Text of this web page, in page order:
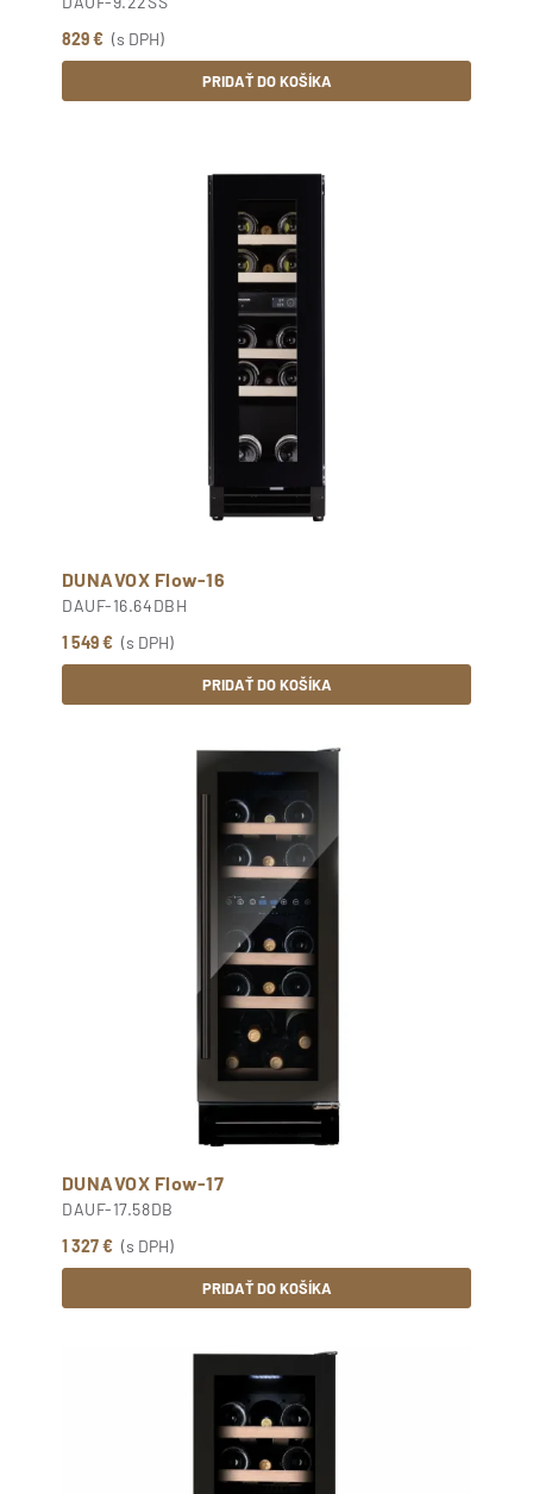
829 € (s DPH)
PRIDAŤ DO KOŠÍKA
DUNAVOX Flow-16
DAUF-16.64DBH
1 549 € (s DPH)
PRIDAŤ DO KOŠÍKA
DUNAVOX Flow-17
DAUF-17.58DB
1 327 € (s DPH)
PRIDAŤ DO KOŠÍKA